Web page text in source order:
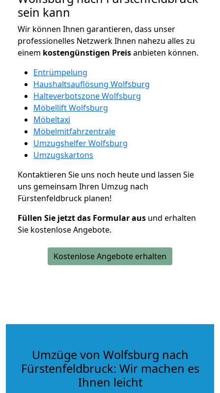
sein kann
Wir können Ihnen garantieren, dass unser
professionelles Netzwerk Ihnen nahezu alles zu
einem kostengünstigen Preisanbieten können.
Entrümpelung
Haushaltsauflösung Wolfsburg
Halteverbotszone Wolfsburg
Möbellift Wolfsburg
Möbeltaxi
Möbelmitfahrzentrale
Umzugshelfer Wolfsburg
Umzugskartons
Kontaktieren Sie uns noch heute und lassen Sie
uns gemeinsam Ihren Umzug nach
Fürstenfeldbruck planen!
Füllen Sie jetzt das Formular aus und erhalten
Sie kostenlose Angebote.
Kostenlose Angebote erhalten
Umzüge von Wolfsburg nach
Fürstenfeldbruck: Wir machen es
Ihnen leicht